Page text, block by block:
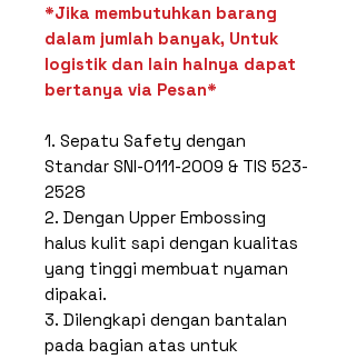
*Jika membutuhkan barang
dalam jumlah banyak, Untuk
logistik dan lain halnya dapat
bertanya via Pesan*
1. Sepatu Safety dengan
Standar SNI-0111-2009 & TIS 523-
2528
2. Dengan Upper Embossing
halus kulit sapi dengan kualitas
yang tinggi membuat nyaman
dipakai.
3. Dilengkapi dengan bantalan
pada bagian atas untuk